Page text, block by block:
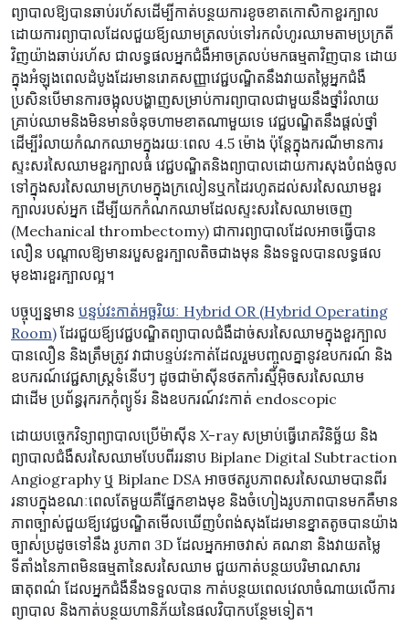
ព្យាបាលឱ្យបានឆាប់រហ័សដើម្បីកាត់បន្ថយការខូចខាតកោសិកាខួរក្បាល
ដោយ​ការ​ព្យាបាល​ដែល​ជួយឪ្យឈាមត្រលប់ទៅរកលំហូរឈាមតាមប្រក្រតី
វិញយ៉ាងឆាប់រហ័ស ជាលទ្ធផលអ្នកជំងឺអាចត្រលប់មកធម្មតាវិញបាន ដោយ
ក្នុងអំឡុងពេលដំបូងដែរមានរោគសញ្ញាវេជ្ជបណ្ឌិតនឹងវាយតម្លៃអ្នកជំងឺ
ប្រសិនបើមានការចង្អុលបង្ហាញសម្រាប់ការព្យាបាលជាមួយនឹងថ្នាំរំលាយ
គ្រាប់ឈាមនិងមិនមានចំនុចហាមខាតណាមួយទេ វេជ្ជបណ្ឌិតនឹងផ្តល់ថ្នាំ
ដើម្បីរំលាយកំណកឈាមក្នុងរយៈពេល 4.5 ម៉ោង ប៉ុន្តែក្នុងករណីមានការ
ស្ទះសរសៃឈាមខួរក្បាលធំ វេជ្ជបណ្ឌិតនិងព្យាបាលដោយការសុងបំពង់ចូល
ទៅក្នុងសរសៃឈាមក្រហមក្នុងក្រលៀនឬកដៃរហូតដល់សរសៃឈាមខួរ
ក្បាលរបស់អ្នក ដើម្បី​យក​កំណក​ឈាម​ដែល​ស្ទះ​សរសៃឈាម​ចេញ
(Mechanical thrombectomy) ជា​ការ​ព្យាបាល​ដែល​អាច​ធ្វើ​បាន​
លឿន បណ្តាលឱ្យមានរបួសខួរក្បាលតិចជាងមុន និងទទួលបានលទ្ធផល
មុខងារខួរក្បាលល្អ។
បច្ចុប្បន្នមាន បន្ទប់វះកាត់អច្ឆរិយៈ Hybrid OR (Hybrid Operating
Room) ដែរជួយឪ្យវេជ្ជបណ្ឌិត​ព្យាបាល​ជំងឺ​ដាច់​សរសៃ​ឈាម​ក្នុង​ខួរក្បាល​
បាន​លឿន និង​ត្រឹមត្រូវ វាជាបន្ទប់វះកាត់ដែលរួមបញ្ចូលគ្នានូវឧបករណ៍ និង
ឧបករណ៍វេជ្ជសាស្ត្រទំនើបៗ ដូចជាម៉ាស៊ីនថតកាំរស្មីអ៊ិចសរសៃឈាម
ជាដើម ប្រព័ន្ធរុករកកុំព្យូទ័រ និងឧបករណ៍វះកាត់ endoscopic
ដោយបច្ចេកវិទ្យាព្យាបាលប្រើម៉ាស៊ីន X-ray សម្រាប់ធ្វើរោគវិនិច្ឆ័យ និង
ព្យាបាលជំងឺសរសៃឈាមបែបពីររនាប Biplane Digital Subtraction
Angiography ឬ Biplane DSA អាចថតរូបភាពសរសៃឈាមបានពីរ
រនាបក្នុងខណៈពេលតែមួយគឺផ្នែកខាងមុខ និងចំហៀងរូបភាពបានមកគឺមាន
ភាពច្បាស់ជួយឪ្យវេជ្ជបណ្ឌិតមើលឃើញបំពង់សុងដែរមានខ្នាតតូចបានយ៉ាង
ច្បាស់់ប្រដូចទៅនឹង រូបភាព 3D ដែលអ្នកអាចវាស់ គណនា និងវាយតម្លៃ
ទីតាំងនៃភាពមិនធម្មតានៃសរសៃឈាម ជួយកាត់បន្ថយបរិមាណសារ
ធាតុពណ៌ ដែលអ្នកជំងឺនឹងទទួលបាន កាត់បន្ថយពេលវេលាចំណាយលើការ
ព្យាបាល និងកាត់បន្ថយហានិភ័យនៃផលវិបាកបន្ថែមទៀត។